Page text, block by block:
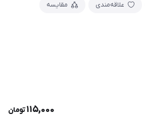
علاقه‌مندی مقایسه
115,000تومان